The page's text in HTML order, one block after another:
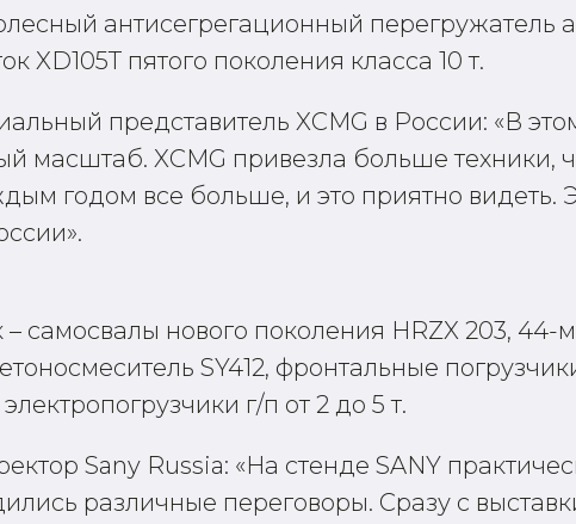
антисегрегационный перегружатель
XD105T пятого поколения класса 10 т.
представитель XCMG в России: «В
масштаб. XCMG привезла больше техники,
годом все больше, и это приятно
самосвалы нового поколения HRZX 203, 44-
SY412, фронтальные
г/п от 2 до 5 т.
Sany Russia: «На стенде SANY
различные переговоры. Сразу с